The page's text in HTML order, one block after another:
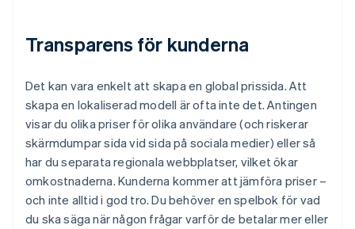
Transparens för kunderna
Det kan vara enkelt att skapa en global prissida. Att
skapa en lokaliserad modell är ofta inte det. Antingen
visar du olika priser för olika användare (och riskerar
skärmdumpar sida vid sida på sociala medier) eller så
har du separata regionala webbplatser, vilket ökar
omkostnaderna. Kunderna kommer att jämföra priser –
och inte alltid i god tro. Du behöver en spelbok för vad
du ska säga när någon frågar varför de betalar mer eller